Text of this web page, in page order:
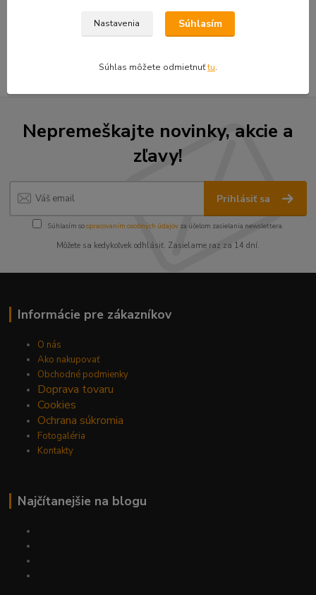
Tovar zaradený v kategóriách
Doplnky mini-nakladače TUR 520
Nepremeškajte novinky, akcie a
zľavy!
Prihlásiť sa
Súhlasím sospracovaním osobných údajov za účelom zasielania newslettera.
Môžete sa kedykoľvek odhlásiť. Zasielame raz za 14 dní.
Informácie pre zákazníkov
O nás
Ako nakupovať
Obchodné podmienky
Doprava tovaru
Cookies
Ochrana súkromia
Fotogaléria
Kontakty
Najčítanejšie na blogu
Nastavenia Súhlasím
Súhlas môžete odmietnuťtu.